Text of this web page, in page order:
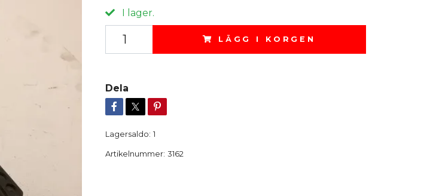
I lager.
LÄGG I KORGEN
Dela
Lagersaldo: 1
Artikelnummer: 3162